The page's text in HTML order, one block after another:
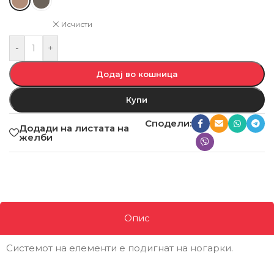
Исчисти
- +
Додај во кошница
Купи
Додади на листата на
желби
Сподели:
Опис
Системот на елементи е подигнат на ногарки.